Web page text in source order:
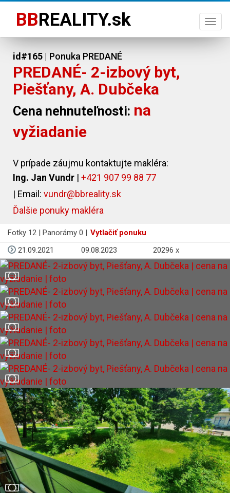
BBREALITY.sk
id#165 | Ponuka PREDANÉ
PREDANÉ- 2-izbový byt,
Piešťany, A. Dubčeka
Cena nehnuteľnosti: na
vyžiadanie
V prípade záujmu kontaktujte makléra:
Ing. Jan Vundr | +421 907 99 88 77
| Email: vundr@bbreality.sk
Ďalšie ponuky makléra
Fotky 12 | Panorámy 0 | Vytlačiť ponuku
21.09.2021
09.08.2023 20296 x